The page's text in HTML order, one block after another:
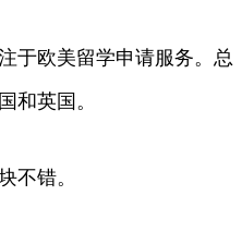
于欧美留学申请服务。总
和英国。
不错。